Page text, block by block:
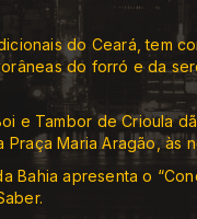
do Ceará, tem
do forró e da
e Tambor de Crioula
Maria Aragão, às
Bahia apresenta o